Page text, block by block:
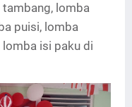
lomba
puisi, lomba
isi paku di